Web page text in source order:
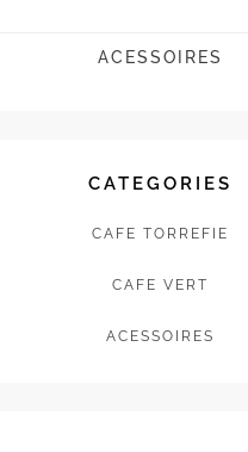
ACESSOIRES
CATEGORIES
CAFE TORREFIE
CAFE VERT
ACESSOIRES